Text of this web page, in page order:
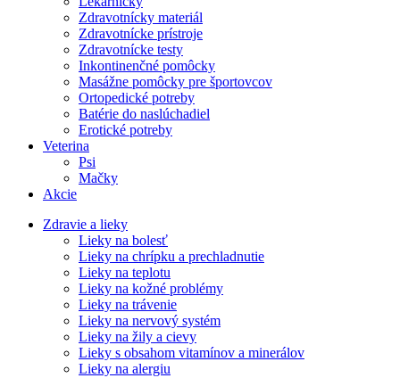
Zdravotnícky materiál
Zdravotnícke prístroje
Zdravotnícke testy
Inkontinenčné pomôcky
Masážne pomôcky pre športovcov
Ortopedické potreby
Batérie do naslúchadiel
Erotické potreby
Veterina
Psi
Mačky
Akcie
Zdravie a lieky
Lieky na bolesť
Lieky na chrípku a prechladnutie
Lieky na teplotu
Lieky na kožné problémy
Lieky na trávenie
Lieky na nervový systém
Lieky na žily a cievy
Lieky s obsahom vitamínov a minerálov
Lieky na alergiu